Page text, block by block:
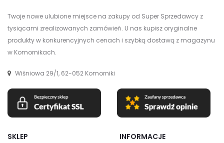
Twoje nowe ulubione miejsce na zakupy od Super Sprzedawcy z
tysiącami zrealizowanych zamówień. U nas kupisz oryginalne
produkty w konkurencyjnych cenach i szybką dostawą z magazynu
w Komornikach.
Wiśniowa 29/1, 62-052 Komorniki
SKLEP INFORMACJE